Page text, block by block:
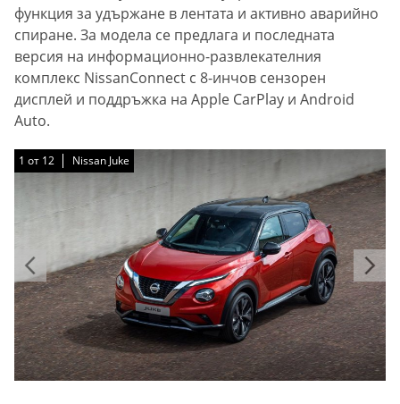
функция за удържане в лентата и активно аварийно
спиране. За модела се предлага и последната
версия на информационно-развлекателния
комплекс NissanConnect с 8-инчов сензорен
дисплей и поддръжка на Apple CarPlay и Android
Auto.
1 от 12 Nissan Juke
1 от 12 Nissan Juke
1 от 12 Nissan Juke
1 от 12 Nissan Juke
1 от 12 Nissan Juke
1 от 12 Nissan Juke
1 от 12 Nissan Juke
1 от 12 Nissan Juke
1 от 12 Nissan Juke
1 от 12 Nissan Juke
1 от 12 Nissan Juke
1 от 12 Nissan Juke